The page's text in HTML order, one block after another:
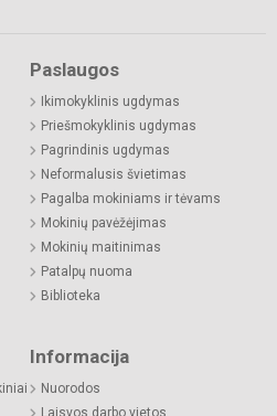
Paslaugos
Ikimokyklinis ugdymas
Priešmokyklinis ugdymas
Pagrindinis ugdymas
Neformalusis švietimas
Pagalba mokiniams ir tėvams
Mokinių pavėžėjimas
Mokinių maitinimas
Patalpų nuoma
Biblioteka
Informacija
Nuorodos
Laisvos darbo vietos